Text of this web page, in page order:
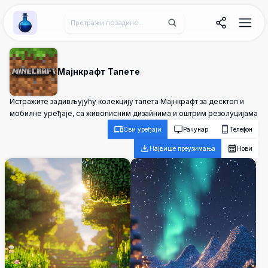
Wallpaper Alchemy
Мајнкрафт Тапете
Истражите задивљујућу колекцију тапета Мајнкрафт за десктоп и
мобилне уређаје, са живописним дизайнима и оштрим резолуцијама
Сви уређаји Рачунар Телефон
Највише преузимања Нови